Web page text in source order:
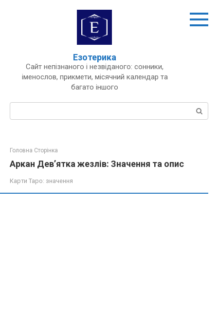
Езотерика
Сайт непізнаного і незвіданого: сонники,
іменослов, прикмети, місячний календар та
багато іншого
Пошук:
Головна Сторінка
Аркан Дев’ятка жезлів: Значення та опис
Карти Таро: значення